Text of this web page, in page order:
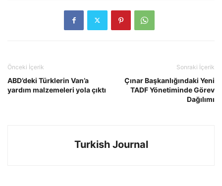
Önceki İçerik
ABD’deki Türklerin Van’a
yardım malzemeleri yola çıktı
Sonraki İçerik
Çınar Başkanlığındaki Yeni
TADF Yönetiminde Görev
Dağılımı
Turkish Journal